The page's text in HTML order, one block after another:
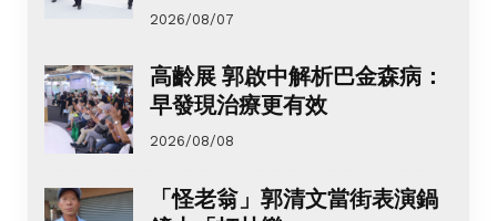
2026/08/07
高齡展 郭啟中解析巴金森病：
早發現治療更有效
2026/08/08
「怪老翁」郭清文當街表演鍋